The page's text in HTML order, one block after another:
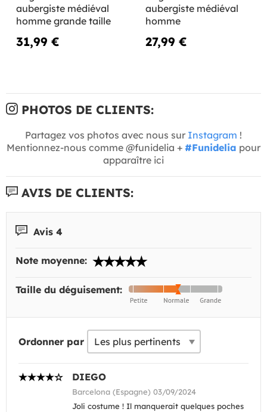
aubergiste médiéval
homme grande taille
31,99 €
aubergiste médiéval
homme
27,99 €
PHOTOS DE CLIENTS:
Partagez vos photos avec nous sur Instagram !
Mentionnez-nous comme @funidelia + #Funidelia pour
apparaître ici
AVIS DE CLIENTS:
Avis 4
Note moyenne:
Taille du déguisement:
Ordonner par
DIEGO
Barcelona (Espagne) 03/09/2024
Joli costume ! Il manquerait quelques poches